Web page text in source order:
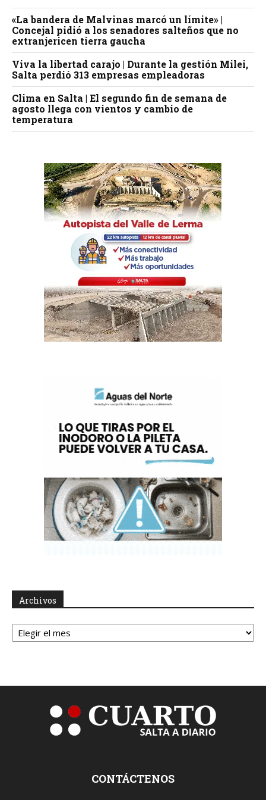
«La bandera de Malvinas marcó un límite» |
Concejal pidió a los senadores salteños que no
extranjericen tierra gaucha
Viva la libertad carajo | Durante la gestión Milei,
Salta perdió 313 empresas empleadoras
Clima en Salta | El segundo fin de semana de
agosto llega con vientos y cambio de
temperatura
Archivos
Archivos
CONTÁCTENOS